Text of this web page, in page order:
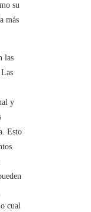
su
más
las
y
Esto
cual